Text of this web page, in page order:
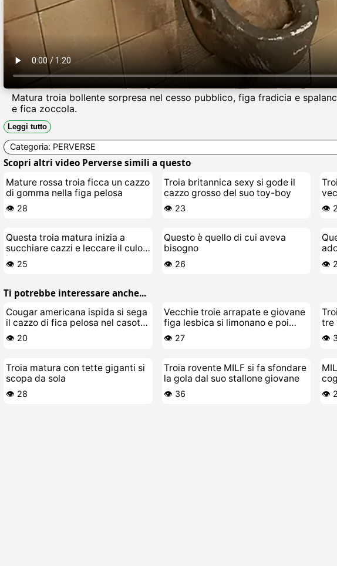
Matura troia bollente sorpresa nel cesso pubblico, figa fradicia e
e fica zoccola.
Leggi tutto
Categoria: PERVERSE
Scopri altri video Perverse simili a questo
Mature rossa troia ficca un cazzo
di gomma nella figa pelosa
👁️ 28
Troia britannica sexy si gode il
cazzo grosso del suo toy-boy
👁️ 23 👁️
Questa troia matura inizia a
succhiare cazzi e leccare il culo
in cesso
👁️ 25
Questo è quello di cui aveva
bisogno
👁️ 26 👁️
Ti potrebbe interessare anche...
Cougar americana ispida si sega
il cazzo di fica pelosa nel casotto
da giardino
👁️ 20
Vecchie troie arrapate e giovane
figa lesbica si limonano e poi
scopano
👁️ 27
tre
👁️
Troia matura con tette giganti si
scopa da sola
👁️ 28
Troia rovente MILF si fa sfondare
la gola dal suo stallone giovane
👁️ 36 👁️